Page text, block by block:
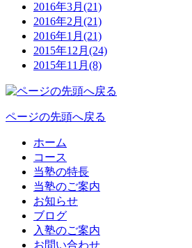
2016年3月(21)
2016年2月(21)
2016年1月(21)
2015年12月(24)
2015年11月(8)
ページの先頭へ戻る
ホーム
コース
当塾の特長
当塾のご案内
お知らせ
ブログ
入塾のご案内
お問い合わせ